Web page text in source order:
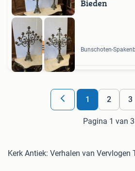
ANTIQUES & MORE
Bieden
Bunschoten-
1 2 3
Pagina 1 van 3
Kerk Antiek: Verhalen van Vervlogen